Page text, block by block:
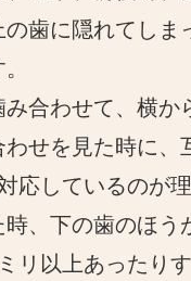
歯に隠れてしま
み合わせて、横か
わせを見た時に
応しているのが理
時、下の歯のほ
リ以上あったり